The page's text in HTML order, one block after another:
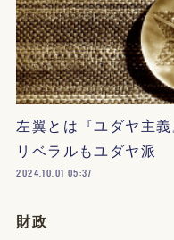
左翼とは『ユダヤ主
リベラルもユダヤ派
2024.10.01 05:37
財政